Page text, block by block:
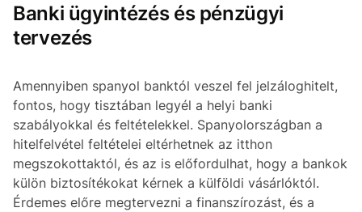
Banki ügyintézés és pénzügyi
tervezés
Amennyiben spanyol banktól veszel fel jelzáloghitelt,
fontos, hogy tisztában legyél a helyi banki
szabályokkal és feltételekkel. Spanyolországban a
hitelfelvétel feltételei eltérhetnek az itthon
megszokottaktól, és az is előfordulhat, hogy a bankok
külön biztosítékokat kérnek a külföldi vásárlóktól.
Érdemes előre megtervezni a finanszírozást, és a